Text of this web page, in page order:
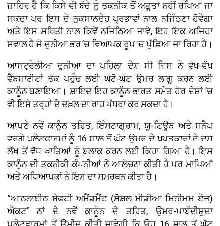
ਜ਼ਾਹਿਰ ਹੈ ਕਿ ਕਿਸੇ ਵੀ ਬੱਚੇ ਨੂੰ ਤਕਨੀਕ ਤੋਂ ਅਛੂਤਾ ਨਹੀਂ ਰੱਖਿਆ ਜਾ
ਸਕਦਾ ਪਰ ਇਸ ਦੇ ਨੁਕਸਾਨਦੇਹ ਪ੍ਰਭਾਵਾਂ ਨਾਲ ਨਜਿੱਠਣਾ ਹੋਵੇਗਾ
ਅਤੇ ਇਸ ਸਥਿਤੀ ਨਾਲ ਕਿਵੇਂ ਨਜਿੱਠਿਆ ਜਾਵੇ, ਇਹ ਇਕ ਅਜਿਹਾ
ਸਵਾਲ ਹੈ ਜੋ ਦੁਨੀਆ ਭਰ ’ਚ ਵਿਆਪਕ ਰੂਪ ’ਚ ਪੁੱਛਿਆ ਜਾ ਰਿਹਾ ਹੈ।
ਆਸਟ੍ਰੇਲੀਆ ਦੁਨੀਆ ਦਾ ਪਹਿਲਾ ਦੇਸ਼ ਸੀ ਜਿਸ ਨੇ ਵੱਖ-ਵੱਖ
ਵੈੱਬਸਾਈਟਾਂ ਤੱਕ ਪਹੁੰਚ ਲਈ ਘੱਟੋ-ਘੱਟ ਉਮਰ ਲਾਗੂ ਕਰਨ ਲਈ
ਕਾਨੂੰਨ ਬਣਾਇਆ। ਸ਼ਾਇਦ ਇਹ ਕਾਨੂੰਨ ਭਾਰਤ ਸਮੇਤ ਹੋਰ ਦੇਸ਼ਾਂ ’ਚ
ਵੀ ਇਸੇ ਤਰ੍ਹਾਂ ਦੇ ਦਖ਼ਲ ਦਾ ਰਾਹ ਪੱਧਰਾ ਕਰ ਸਕਦਾ ਹੈ।
ਆਪਣੇ ਨਵੇਂ ਕਾਨੂੰਨ ਤਹਿਤ, ਇੰਸਟਾਗ੍ਰਾਮ, ਯੂ-ਟਿਊਬ ਅਤੇ ਸਨੈਪ
ਵਰਗੇ ਪਲੇਟਫਾਰਮਾਂ ਨੂੰ 16 ਸਾਲ ਤੋਂ ਘੱਟ ਉਮਰ ਦੇ ਖਪਤਕਾਰਾਂ ਦੇ ਦਸ
ਲੱਖ ਤੋਂ ਵੱਧ ਖਾਤਿਆਂ ਨੂੰ ਬਲਾਕ ਕਰਨ ਲਈ ਕਿਹਾ ਗਿਆ ਹੈ। ਇਸ
ਕਾਨੂੰਨ ਦੀ ਤਕਨੀਕੀ ਕੰਪਨੀਆਂ ਨੇ ਆਲੋਚਨਾ ਕੀਤੀ ਹੈ ਪਰ ਮਾਪਿਆਂ
ਅਤੇ ਅਧਿਆਪਕਾਂ ਨੇ ਇਸ ਦਾ ਸਮਰਥਨ ਕੀਤਾ ਹੈ।
‘‘ਆਨਲਾਈਨ ਸੇਫਟੀ ਅਮੈਂਡਮੈਂਟ (ਸੋਸ਼ਲ ਮੀਡੀਆ ਮਿਨੀਮਮ ਏਜ)
ਐਕਟ’’ ਨਾਂ ਦੇ ਨਵੇਂ ਕਾਨੂੰਨ ਦੇ ਤਹਿਤ, ਉਮਰ-ਪਾਬੰਦੀਸ਼ੁਦਾ